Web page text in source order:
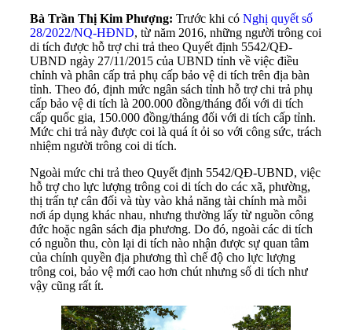
Bà Trần Thị Kim Phượng: Trước khi có Nghị quyết số
28/2022/NQ-HĐND, từ năm 2016, những người trông coi
di tích được hỗ trợ chi trả theo Quyết định 5542/QĐ-
UBND ngày 27/11/2015 của UBND tỉnh về việc điều
chỉnh và phân cấp trả phụ cấp bảo vệ di tích trên địa bàn
tỉnh. Theo đó, định mức ngân sách tỉnh hỗ trợ chi trả phụ
cấp bảo vệ di tích là 200.000 đồng/tháng đối với di tích
cấp quốc gia, 150.000 đồng/tháng đối với di tích cấp tỉnh.
Mức chi trả này được coi là quá ít ỏi so với công sức, trách
nhiệm người trông coi di tích.
Ngoài mức chi trả theo Quyết định 5542/QĐ-UBND, việc
hỗ trợ cho lực lượng trông coi di tích do các xã, phường,
thị trấn tự cân đối và tùy vào khả năng tài chính mà mỗi
nơi áp dụng khác nhau, nhưng thường lấy từ nguồn công
đức hoặc ngân sách địa phương. Do đó, ngoài các di tích
có nguồn thu, còn lại di tích nào nhận được sự quan tâm
của chính quyền địa phương thì chế độ cho lực lượng
trông coi, bảo vệ mới cao hơn chút nhưng số di tích như
vậy cũng rất ít.